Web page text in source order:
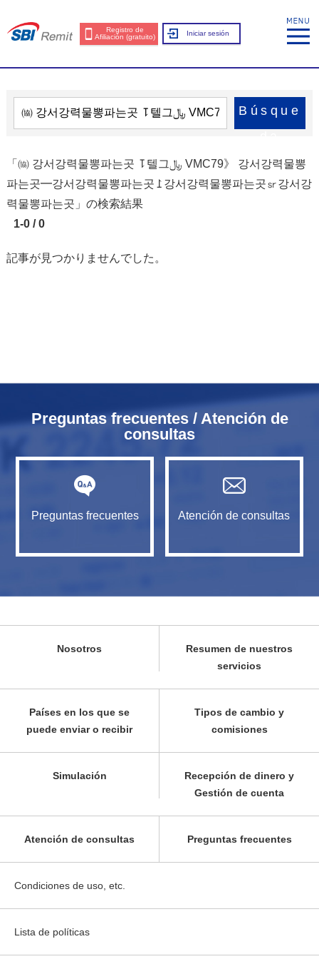
Registro de
Afiliación (gratuito)
Iniciar sesión
Búsque
「㈿ 강서강력물뽕파는곳 ⥝텔그﷼ VMC79》 강서강력물뽕
파는곳━강서강력물뽕파는곳⥜강서강력물뽕파는곳㏛강서강
력물뽕파는곳」の検索結果
1-0 / 0
記事が見つかりませんでした。
Preguntas frecuentes / Atención de
consultas
Preguntas frecuentes Atención de consultas
Nosotros
Resumen de nuestros
servicios
Países en los que se
puede enviar o recibir
Tipos de cambio y
comisiones
Simulación
Recepción de dinero y
Gestión de cuenta
Atención de consultas Preguntas frecuentes
Condiciones de uso, etc.
Lista de políticas